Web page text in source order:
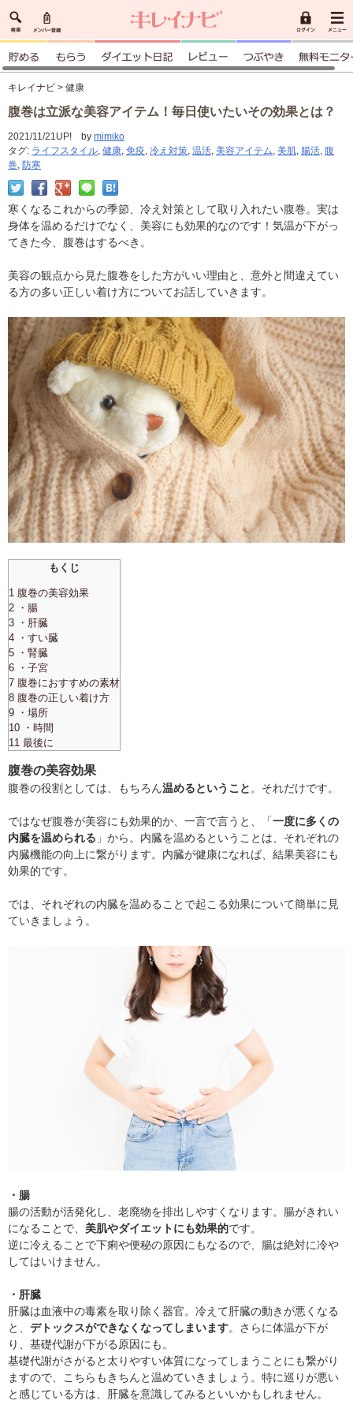
キレイナビ > 健康
腹巻は立派な美容アイテム！毎日使いたいその効果とは？
2021/11/21UP! by mimiko
タグ: ライフスタイル, 健康, 免疫, 冷え対策, 温活, 美容アイテム, 美肌, 腸活, 腹
巻, 防寒
寒くなるこれからの季節、冷え対策として取り入れたい腹巻。実は
身体を温めるだけでなく、美容にも効果的なのです！気温が下がっ
てきた今、腹巻はするべき。
美容の観点から見た腹巻をした方がいい理由と、意外と間違えてい
る方の多い正しい着け方についてお話していきます。
もくじ
1 腹巻の美容効果
2 ・腸
3 ・肝臓
4 ・すい臓
5 ・腎臓
6 ・子宮
7 腹巻におすすめの素材
8 腹巻の正しい着け方
9 ・場所
10 ・時間
11 最後に
腹巻の美容効果
腹巻の役割としては、もちろん温めるということ 。それだけです。
ではなぜ腹巻が美容にも効果的か、一言で言うと、「一度に多くの
内臓を温められる 」から。内臓を温めるということは、それぞれの
内臓機能の向上に繋がります。内臓が健康になれば、結果美容にも
効果的です。
では、それぞれの内臓を温めることで起こる効果について簡単に見
ていきましょう。
・腸
腸の活動が活発化し、老廃物を排出しやすくなります。腸がきれい
になることで、 美肌やダイエットにも効果的です。
逆に冷えることで下痢や便秘の原因にもなるので、腸は絶対に冷や
してはいけません。
・肝臓
肝臓は血液中の毒素を取り除く器官。冷えて肝臓の動きが悪くなる
と、 デトックスができなくなってしまいます。さらに体温が下が
り、基礎代謝が下がる原因にも。
基礎代謝がさがると太りやすい体質になってしまうことにも繋がり
ますので、こちらもきちんと温めていきましょう。特に巡りが悪い
と感じている方は、肝臓を意識してみるといいかもしれません。